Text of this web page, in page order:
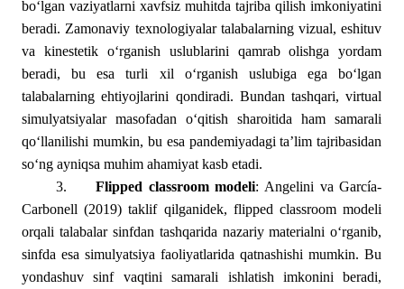
bo‘lgan vaziyatlarni xavfsiz muhitda tajriba qilish imkoniyatini
beradi. Zamonaviy texnologiyalar talabalarning vizual, eshituv
va kinestetik o‘rganish uslublarini qamrab olishga yordam
beradi, bu esa turli xil o‘rganish uslubiga ega bo‘lgan
talabalarning ehtiyojlarini qondiradi. Bundan tashqari, virtual
simulyatsiyalar masofadan o‘qitish sharoitida ham samarali
qo‘llanilishi mumkin, bu esa pandemiyadagi ta’lim tajribasidan
so‘ng ayniqsa muhim ahamiyat kasb etadi.
3.
Flipped classroom modeli: Angelini va García-
Carbonell (2019) taklif qilganidek, flipped classroom modeli
orqali talabalar sinfdan tashqarida nazariy materialni o‘rganib,
sinfda esa simulyatsiya faoliyatlarida qatnashishi mumkin. Bu
yondashuv sinf vaqtini samarali ishlatish imkonini beradi,